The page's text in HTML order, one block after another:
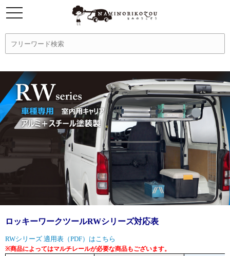
ロッキーワークツールRWシリーズ対応表
RWシリーズ 適用表（PDF）はこちら
※商品によってはマルチレールが必要な商品もございます。